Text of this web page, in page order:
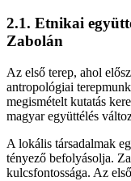
2.1. Etnikai
Zabolán
Az első terep, ahol
antropológiai
megismételt kutatás
magyar együttélés
A lokális társadalmak
tényező befolyásolja.
kulcsfontossága. Az